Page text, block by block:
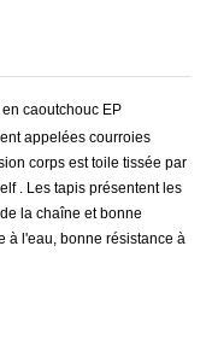
caoutchouc EP
appelées courroies
corps est toile tissée par
. Les tapis présentent les
la chaîne et bonne
à l'eau, bonne résistance à